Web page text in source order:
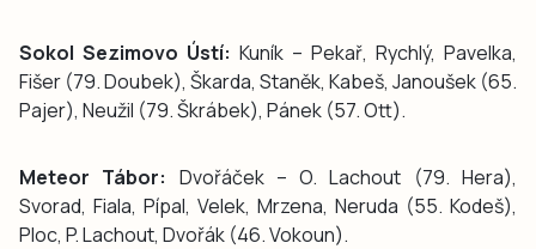
Sokol Sezimovo Ústí: Kuník – Pekař, Rychlý, Pavelka,
Fišer (79. Doubek), Škarda, Staněk, Kabeš, Janoušek (65.
Pajer), Neužil (79. Škrábek), Pánek (57. Ott).
Meteor Tábor: Dvořáček – O. Lachout (79. Hera),
Svorad, Fiala, Pípal, Velek, Mrzena, Neruda (55. Kodeš),
Ploc, P. Lachout, Dvořák (46. Vokoun).